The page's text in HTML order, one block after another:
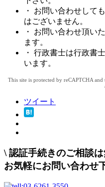
・ お問い合わせして
はございません。
・ お問い合わせ頂い
ます。
・ 行政書士は行政書
います。
This site is protected by reCAPTCHA and
ツイート
\ 認証手続きのご相談
お気軽にお問い合わせ